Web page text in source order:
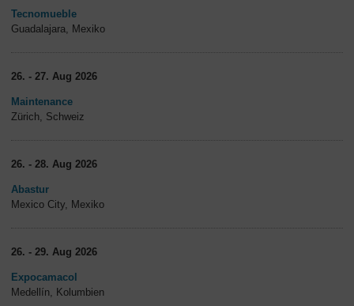
Tecnomueble
Guadalajara, Mexiko
26. - 27. Aug 2026
Maintenance
Zürich, Schweiz
26. - 28. Aug 2026
Abastur
Mexico City, Mexiko
26. - 29. Aug 2026
Expocamacol
Medellín, Kolumbien